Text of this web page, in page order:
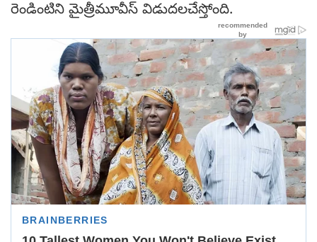
రెండింటిని మైత్రీమూవీస్ విడుదలచేస్తోంది.